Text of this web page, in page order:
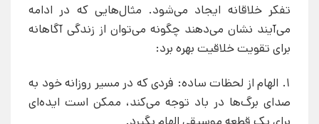
تفکر خلاقانه ایجاد می‌شود. مثال‌هایی که در ادامه
می‌آیند نشان می‌دهند چگونه می‌توان از زندگی آگاهانه
برای تقویت خلاقیت بهره برد:
1. الهام از لحظات ساده: فردی که در مسیر روزانه خود به
صدای برگ‌ها در باد توجه می‌کند، ممکن است ایده‌ای